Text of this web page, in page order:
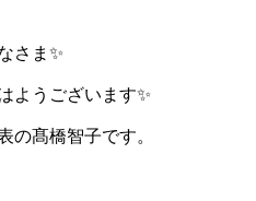
さま✨
ようございます✨
の髙橋智子です。